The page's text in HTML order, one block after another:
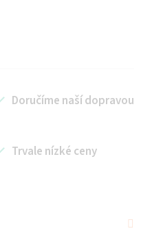
Doručíme naší dopravou
Trvale nízké ceny